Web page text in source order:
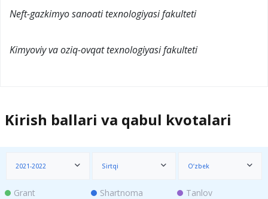
Neft-gazkimyo sanoati texnologiyasi fakulteti
Kimyoviy va oziq-ovqat texnologiyasi fakulteti
Kirish ballari va qabul kvotalari
2021-2022 Sirtqi O‘zbek
Grant Shartnoma Tanlov